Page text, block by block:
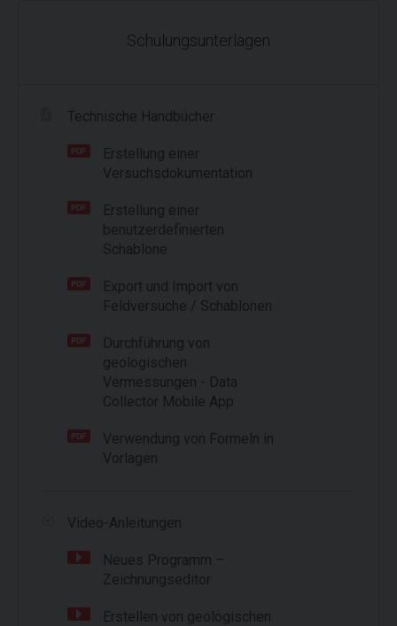
Schulungsunterlagen
Technische Handbücher
Erstellung einer
Versuchsdokumentation
Erstellung einer
benutzerdefinierten
Schablone
Export und Import von
Feldversuche / Schablonen
Durchführung von
geologischen
Vermessungen - Data
Collector Mobile App
Verwendung von Formeln in
Vorlagen
Video-Anleitungen
Neues Programm –
Zeichnungseditor
Erstellen von geologischen